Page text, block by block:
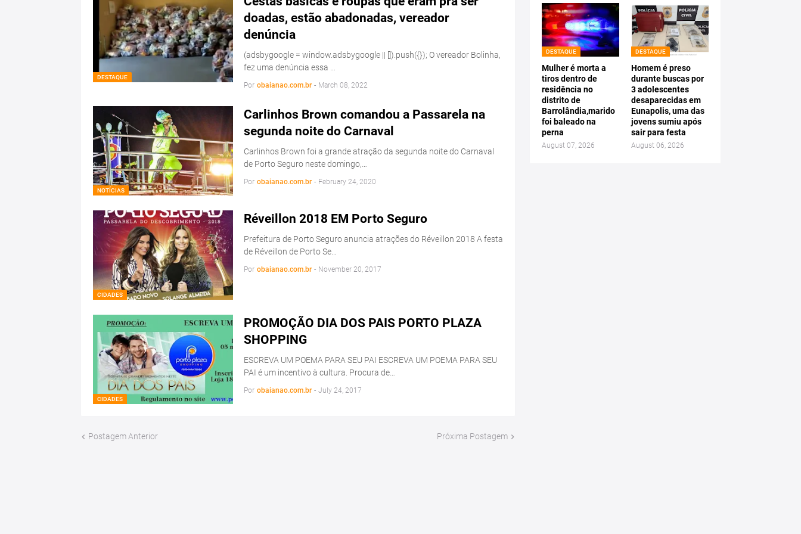
DESTAQUE
doadas, estão abadonadas, vereador
denúncia
(adsbygoogle = window.adsbygoogle || []).push({}); O vereador Bolinha,
fez uma denúncia essa …
Por obaianao.com.br - March 08, 2022
NOTÍCIAS
Carlinhos Brown comandou a Passarela na
segunda noite do Carnaval
Carlinhos Brown foi a grande atração da segunda noite do Carnaval
de Porto Seguro neste domingo,…
Por obaianao.com.br - February 24, 2020
CIDADES
Réveillon 2018 EM Porto Seguro
Prefeitura de Porto Seguro anuncia atrações do Réveillon 2018 A festa
de Réveillon de Porto Se…
Por obaianao.com.br - November 20, 2017
CIDADES
PROMOÇÃO DIA DOS PAIS PORTO PLAZA
SHOPPING
ESCREVA UM POEMA PARA SEU PAI ESCREVA UM POEMA PARA SEU
PAI é um incentivo à cultura. Procura de…
Por obaianao.com.br - July 24, 2017
Postagem Anterior Próxima Postagem
DESTAQUE
Mulher é morta a
tiros dentro de
residência no
distrito de
Barrolândia,marido
foi baleado na
perna
August 07, 2026
DESTAQUE
Homem é preso
durante buscas por
3 adolescentes
desaparecidas em
Eunapolis, uma das
jovens sumiu após
sair para festa
August 06, 2026